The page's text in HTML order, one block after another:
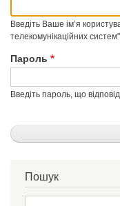
Введіть Ваше ім’я
телекомунікаційних систем".
Пароль
Введіть пароль, що
Пошук
Пошук